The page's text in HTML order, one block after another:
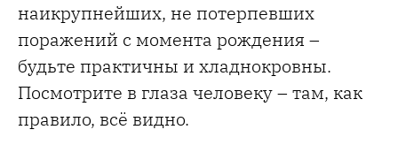
наикрупнейших, не потерпевших
поражений с момента рождения –
будьте практичны и хладнокровны.
Посмотрите в глаза человеку – там, как
правило, всё видно.